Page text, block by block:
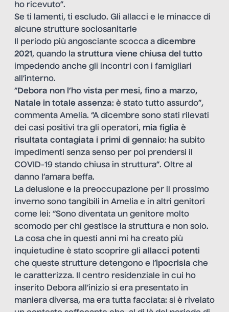
ho ricevuto”.
Se ti lamenti, ti escludo. Gli allacci e le minacce di
alcune strutture sociosanitarie
Il periodo più angosciante scocca a dicembre
2021 , quando la struttura viene chiusa del tutto
impedendo anche gli incontri con i famigliari
all’interno.
“Debora non l’ho vista per mesi, fino a marzo,
Natale in totale assenza: è stato tutto assurdo”,
commenta Amelia. “A dicembre sono stati rilevati
dei casi positivi tra gli operatori, mia figlia è
risultata contagiata i primi di gennaio: ha subito
impedimenti senza senso per poi prendersi il
COVID-19 stando chiusa in struttura”. Oltre al
danno l’amara beffa.
La delusione e la preoccupazione per il prossimo
inverno sono tangibili in Amelia e in altri genitori
come lei: “Sono diventata un genitore molto
scomodo per chi gestisce la struttura e non solo.
La cosa che in questi anni mi ha creato più
inquietudine è stato scoprire gli allacci potenti
che queste strutture detengono e l’ipocrisia che
le caratterizza. Il centro residenziale in cui ho
inserito Debora all’inizio si era presentato in
maniera diversa, ma era tutta facciata: si è rivelato